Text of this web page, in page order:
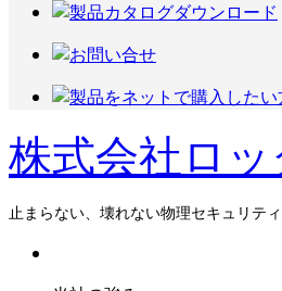
株式会社ロ
止まらない、壊れない物理セキュリティ